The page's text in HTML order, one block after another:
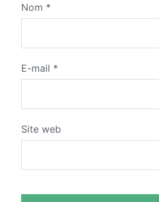
Nom *
E-mail *
Site web